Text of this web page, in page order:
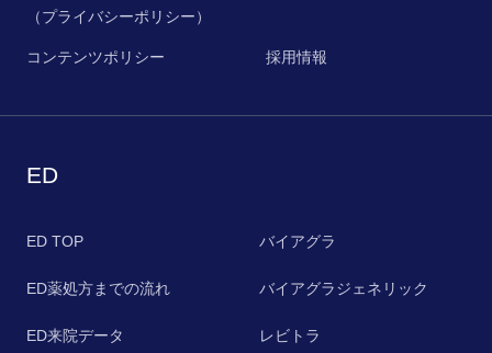
（プライバシーポリシー）
コンテンツポリシー 採用情報
ED
ED TOP
ED薬処方までの流れ
ED来院データ
バイアグラ
バイアグラジェネリック
レビトラ